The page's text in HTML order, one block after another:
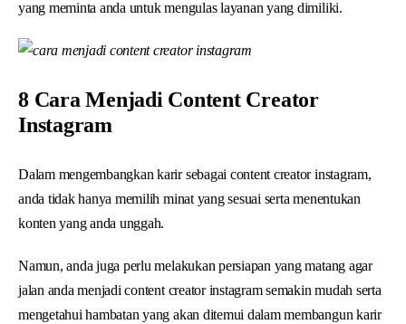
yang meminta anda untuk mengulas layanan yang dimiliki.
8 Cara Menjadi Content Creator
Instagram
Dalam mengembangkan karir sebagai content creator instagram,
anda tidak hanya memilih minat yang sesuai serta menentukan
konten yang anda unggah.
Namun, anda juga perlu melakukan persiapan yang matang agar
jalan anda menjadi content creator instagram semakin mudah serta
mengetahui hambatan yang akan ditemui dalam membangun karir